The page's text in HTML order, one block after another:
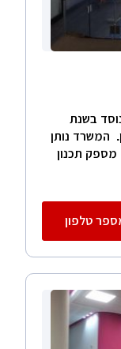
בשנת
המשרד נותן
מספק תכנון
טלפון